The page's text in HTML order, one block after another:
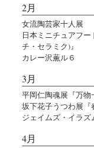
2月
女流陶芸家十人展
日本ミニチュアフー
チ・セラミク)』
カレー沢薫ル６
3月
平岡仁陶魂展『万物
坂下花子うつわ展『
ジェイムズ・イラズ
4月